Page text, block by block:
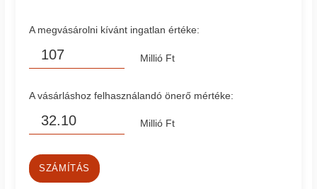
A megvásárolni kívánt ingatlan értéke:
Millió Ft
A vásárláshoz felhasználandó önerő mértéke:
Millió Ft
SZÁMÍTÁS